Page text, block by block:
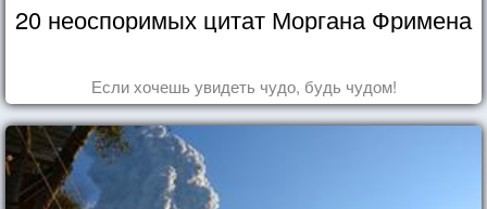
20 неоспоримых цитат Моргана Фримена
Если хочешь увидеть чудо, будь чудом!